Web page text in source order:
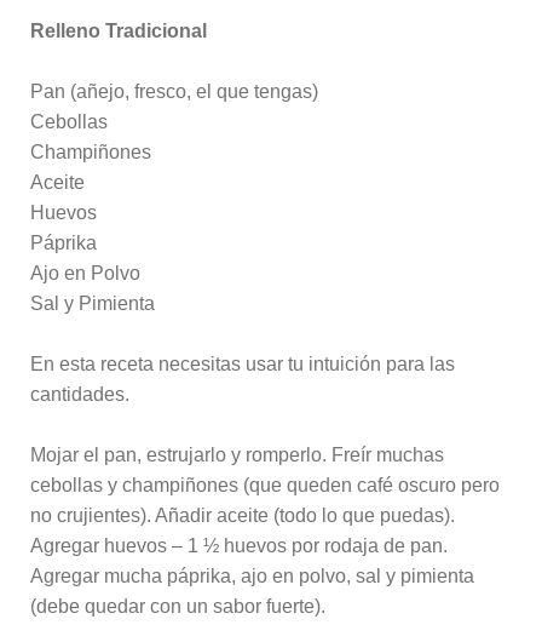
Relleno Tradicional
Pan (añejo, fresco, el que tengas)
Cebollas
Champiñones
Aceite
Huevos
Páprika
Ajo en Polvo
Sal y Pimienta
En esta receta necesitas usar tu intuición para las
cantidades.
Mojar el pan, estrujarlo y romperlo. Freír muchas
cebollas y champiñones (que queden café oscuro pero
no crujientes). Añadir aceite (todo lo que puedas).
Agregar huevos – 1 ½ huevos por rodaja de pan.
Agregar mucha páprika, ajo en polvo, sal y pimienta
(debe quedar con un sabor fuerte).